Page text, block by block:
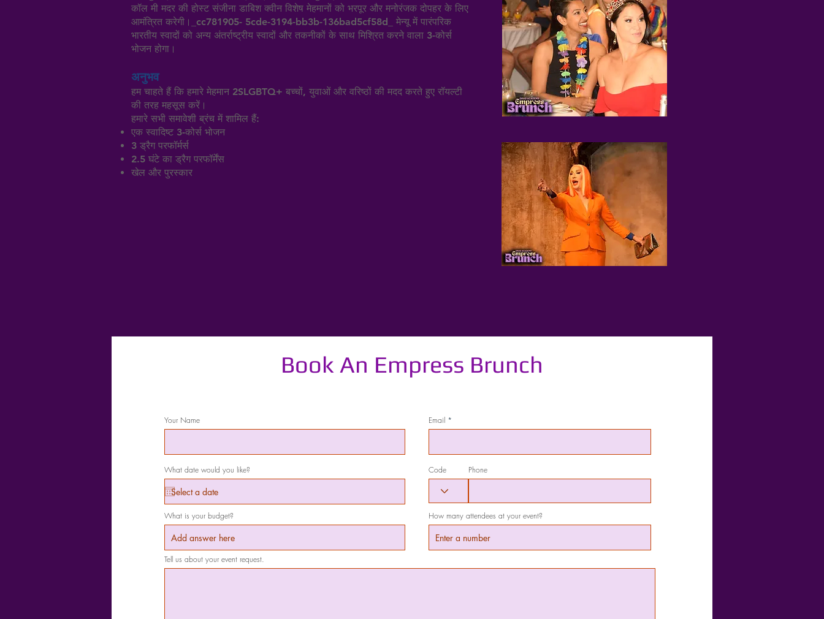
कॉल मी मदर की होस्ट संजीना डाबिश क्वीन विशेष मेहमानों को भरपूर और मनोरंजक दोपहर के लिए
आमंत्रित करेगी।_cc781905- 5cde-3194-bb3b-136bad5cf58d_ मेन्यू में पारंपरिक
भारतीय स्वादों को अन्य अंतर्राष्ट्रीय स्वादों और तकनीकों के साथ मिश्रित करने वाला 3-कोर्स
भोजन होगा।
अनुभव
हम चाहते हैं कि हमारे मेहमान 2SLGBTQ+ बच्चों, युवाओं और वरिष्ठों की मदद करते हुए रॉयल्टी
की तरह महसूस करें।
हमारे सभी समावेशी ब्रंच में शामिल हैं:
एक स्वादिष्ट 3-कोर्स भोजन
3 ड्रैग परफॉर्मर्स
2.5 घंटे का ड्रैग परफॉर्मेंस
खेल और पुरस्कार
Book An Empress Brunch
Your Name Email
Code Phone
What date would you like?
What is your budget? How many attendees at your event?
Tell us about your event request.